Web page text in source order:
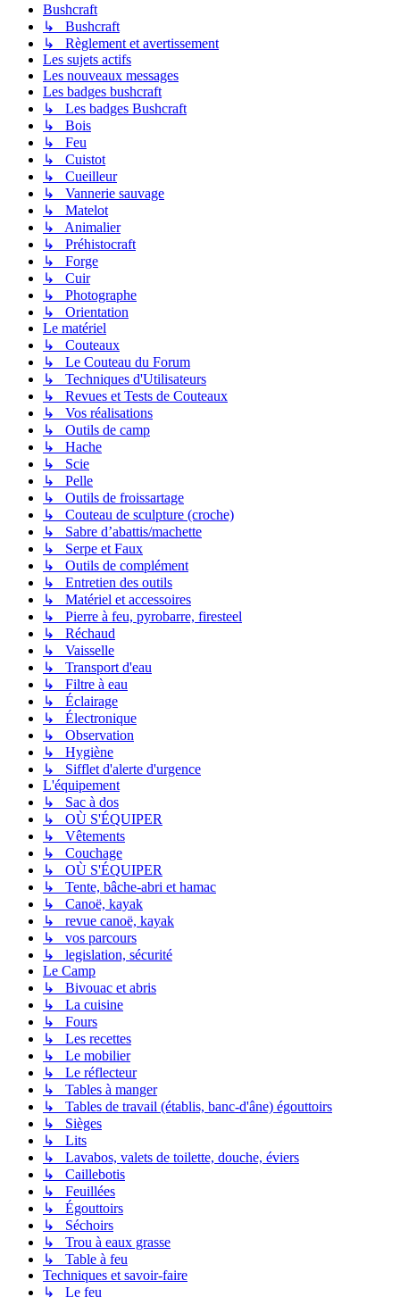
Bushcraft
↳ Bushcraft
↳ Règlement et avertissement
Les sujets actifs
Les nouveaux messages
Les badges bushcraft
↳ Les badges Bushcraft
↳ Bois
↳ Feu
↳ Cuistot
↳ Cueilleur
↳ Vannerie sauvage
↳ Matelot
↳ Animalier
↳ Préhistocraft
↳ Forge
↳ Cuir
↳ Photographe
↳ Orientation
Le matériel
↳ Couteaux
↳ Le Couteau du Forum
↳ Techniques d'Utilisateurs
↳ Revues et Tests de Couteaux
↳ Vos réalisations
↳ Outils de camp
↳ Hache
↳ Scie
↳ Pelle
↳ Outils de froissartage
↳ Couteau de sculpture (croche)
↳ Sabre d’abattis/machette
↳ Serpe et Faux
↳ Outils de complément
↳ Entretien des outils
↳ Matériel et accessoires
↳ Pierre à feu, pyrobarre, firesteel
↳ Réchaud
↳ Vaisselle
↳ Transport d'eau
↳ Filtre à eau
↳ Éclairage
↳ Électronique
↳ Observation
↳ Hygiène
↳ Sifflet d'alerte d'urgence
L'équipement
↳ Sac à dos
↳ OÙ S'ÉQUIPER
↳ Vêtements
↳ Couchage
↳ OÙ S'ÉQUIPER
↳ Tente, bâche-abri et hamac
↳ Canoë, kayak
↳ revue canoë, kayak
↳ vos parcours
↳ legislation, sécurité
Le Camp
↳ Bivouac et abris
↳ La cuisine
↳ Fours
↳ Les recettes
↳ Le mobilier
↳ Le réflecteur
↳ Tables à manger
↳ Tables de travail (établis, banc-d'âne) égouttoirs
↳ Sièges
↳ Lits
↳ Lavabos, valets de toilette, douche, éviers
↳ Caillebotis
↳ Feuillées
↳ Égouttoirs
↳ Séchoirs
↳ Trou à eaux grasse
↳ Table à feu
Techniques et savoir-faire
↳ Le feu